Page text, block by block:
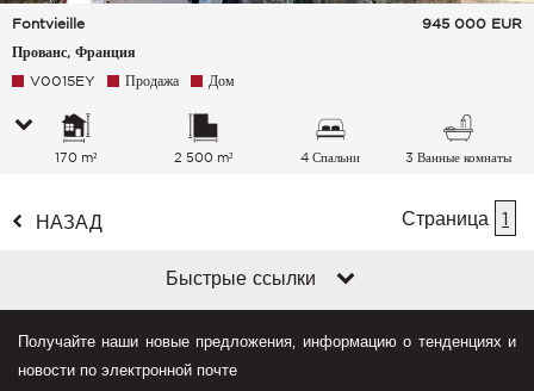
Fontvieille
Прованс, Франция
945 000 EUR
V0015EY Продажа Дом
170 m² 2 500 m² 4 Спальни 3 Ванные комнаты
НАЗАД Страница 1
Быстрые ссылки
Получайте наши новые предложения, информацию о тенденциях и
новости по электронной почте